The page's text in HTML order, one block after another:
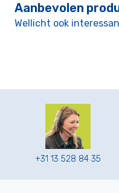
Aanbevolen
Wellicht ook
+31 13 528 84 35